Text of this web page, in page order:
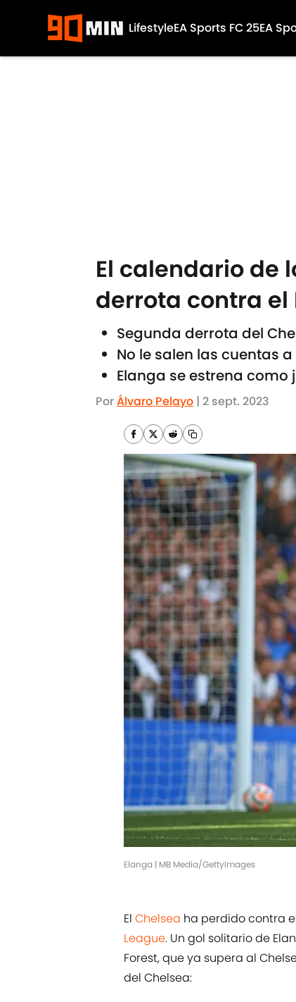
LifestyleEA Sports FC 25EA
El calendario de
derrota contra
Segunda derrota del
No le salen las cuentas
Elanga se estrena como
PorÁlvaro Pelayo | 2 sept. 2023
Elanga | MB Media/GettyImages
El Chelsea ha perdido contra
League. Un gol solitario de
Forest, que ya supera al
del Chelsea: